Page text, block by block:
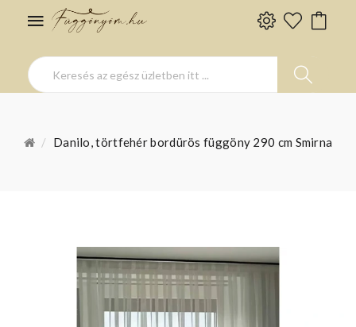
Danilo, törtfehér bordürös függöny 290 cm Smirna